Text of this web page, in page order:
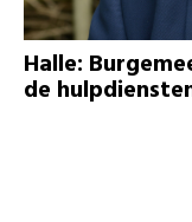
Halle:
de